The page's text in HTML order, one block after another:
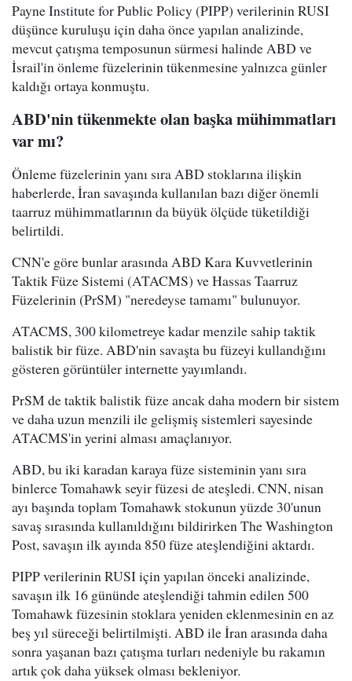
Payne Institute for Public Policy (PIPP) verilerinin RUSI
düşünce kuruluşu için daha önce yapılan analizinde,
mevcut çatışma temposunun sürmesi halinde ABD ve
İsrail'in önleme füzelerinin tükenmesine yalnızca günler
kaldığı ortaya konmuştu.
ABD'nin tükenmekte olan başka mühimmatları
var mı?
Önleme füzelerinin yanı sıra ABD stoklarına ilişkin
haberlerde, İran savaşında kullanılan bazı diğer önemli
taarruz mühimmatlarının da büyük ölçüde tüketildiği
belirtildi.
CNN'e göre bunlar arasında ABD Kara Kuvvetlerinin
Taktik Füze Sistemi (ATACMS) ve Hassas Taarruz
Füzelerinin (PrSM) "neredeyse tamamı" bulunuyor.
ATACMS, 300 kilometreye kadar menzile sahip taktik
balistik bir füze. ABD'nin savaşta bu füzeyi kullandığını
gösteren görüntüler internette yayımlandı.
PrSM de taktik balistik füze ancak daha modern bir sistem
ve daha uzun menzili ile gelişmiş sistemleri sayesinde
ATACMS'in yerini alması amaçlanıyor.
ABD, bu iki karadan karaya füze sisteminin yanı sıra
binlerce Tomahawk seyir füzesi de ateşledi. CNN, nisan
ayı başında toplam Tomahawk stokunun yüzde 30'unun
savaş sırasında kullanıldığını bildirirken The Washington
Post, savaşın ilk ayında 850 füze ateşlendiğini aktardı.
PIPP verilerinin RUSI için yapılan önceki analizinde,
savaşın ilk 16 gününde ateşlendiği tahmin edilen 500
Tomahawk füzesinin stoklara yeniden eklenmesinin en az
beş yıl süreceği belirtilmişti. ABD ile İran arasında daha
sonra yaşanan bazı çatışma turları nedeniyle bu rakamın
artık çok daha yüksek olması bekleniyor.